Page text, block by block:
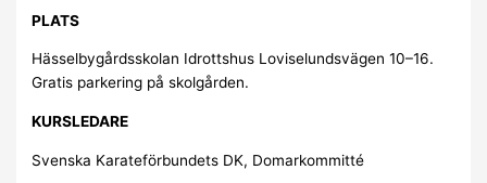
PLATS
Hässelbygårdsskolan Idrottshus Loviselundsvägen 10–16.
Gratis parkering på skolgården.
KURSLEDARE
Svenska Karateförbundets DK, Domarkommitté